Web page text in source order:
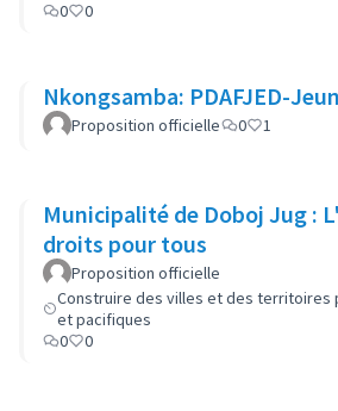
0
0
Nkongsamba: PDAFJED-
Proposition officielle 0 1
Municipalité de Doboj Jug :
droits pour tous
Proposition officielle
Construire des villes et des territoires
et pacifiques
0
0